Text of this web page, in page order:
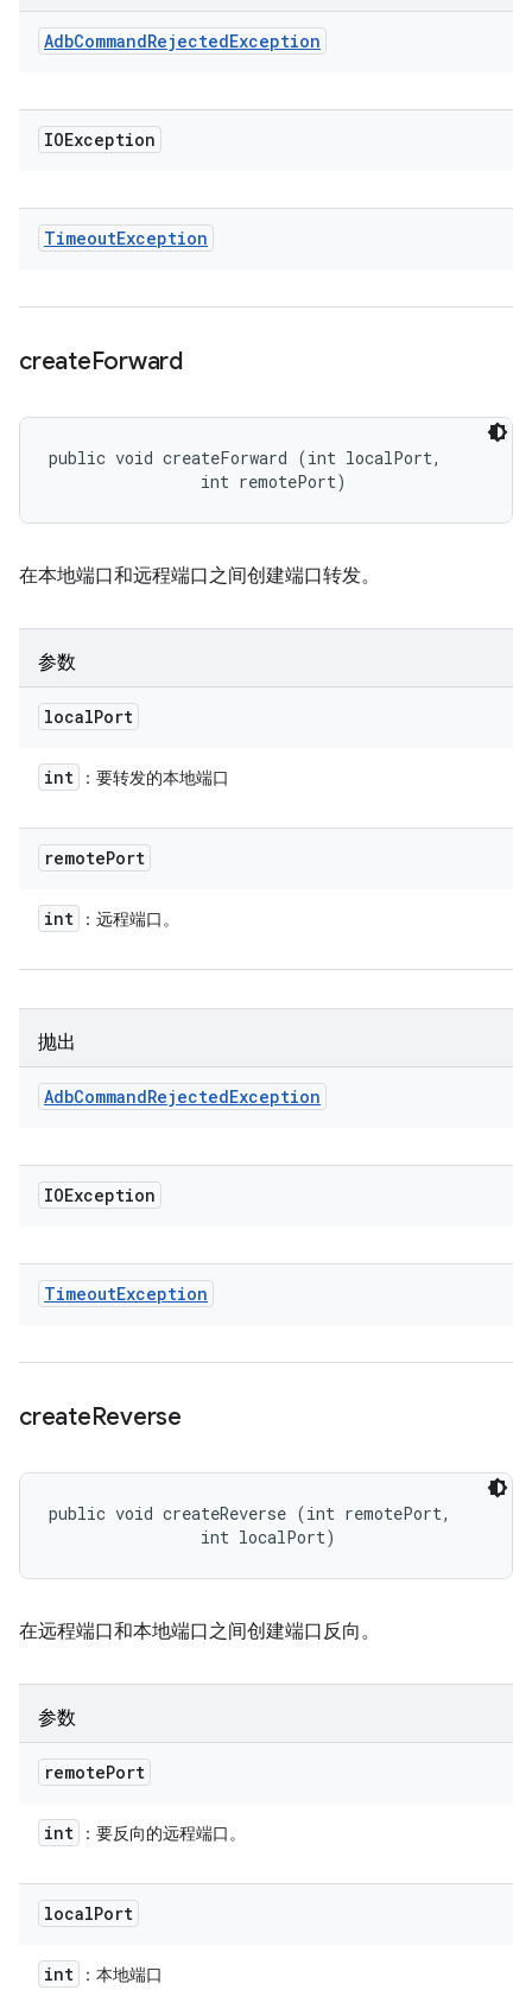
AdbCommandRejectedException
IOException
TimeoutException
createForward
public void createForward (int localPort,
                int remotePort)
在本地端口和远程端口之间创建端口转发。
参数
localPort
int ：要转发的本地端口
remotePort
int ：远程端口。
抛出
AdbCommandRejectedException
IOException
TimeoutException
createReverse
public void createReverse (int remotePort,
                int localPort)
在远程端口和本地端口之间创建端口反向。
参数
remotePort
int ：要反向的远程端口。
localPort
int ：本地端口